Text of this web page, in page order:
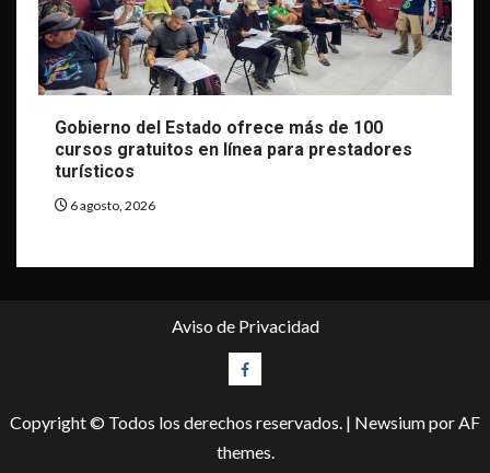
Gobierno del Estado ofrece más de 100
cursos gratuitos en línea para prestadores
turísticos
6 agosto, 2026
Aviso de Privacidad
Facebook
Copyright © Todos los derechos reservados. | Newsiumpor AF
themes.